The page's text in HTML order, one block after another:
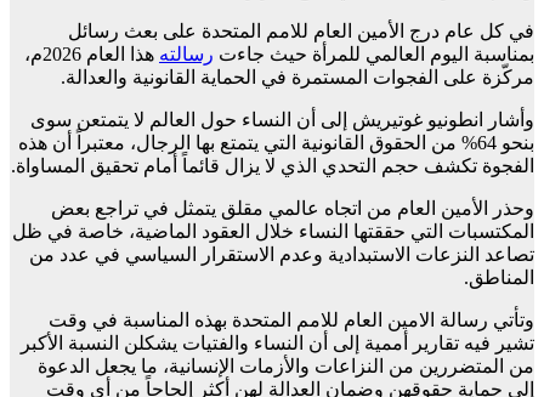
في كل عام درج الأمين العام للامم المتحدة على بعث رسائل
بمناسبة اليوم العالمي للمرأة حيث جاءت رسالته
هذا العام 2026م،
مركّزة على الفجوات المستمرة في الحماية القانونية والعدالة.
وأشار انطونيو غوتيريش إلى أن النساء حول العالم لا يتمتعن سوى
بنحو 64% من الحقوق القانونية التي يتمتع بها الرجال، معتبراً أن هذه
الفجوة تكشف حجم التحدي الذي لا يزال قائماً أمام تحقيق المساواة.
وحذر الأمين العام من اتجاه عالمي مقلق يتمثل في تراجع بعض
المكتسبات التي حققتها النساء خلال العقود الماضية، خاصة في ظل
تصاعد النزعات الاستبدادية وعدم الاستقرار السياسي في عدد من
المناطق.
وتأتي رسالة الامين العام للامم المتحدة بهذه المناسبة في وقت
تشير فيه تقارير أممية إلى أن النساء والفتيات يشكلن النسبة الأكبر
من المتضررين من النزاعات والأزمات الإنسانية، ما يجعل الدعوة
إلى حماية حقوقهن وضمان العدالة لهن أكثر إلحاحاً من أي وقت